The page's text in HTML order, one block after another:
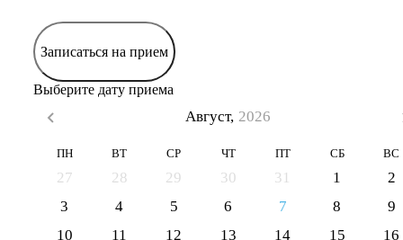
Записаться на прием
Выберите дату приема
Август, 2026
ПН ВТ СР ЧТ ПТ СБ ВС
27 28 29 30 31 1
2
3
4 5 6 7 8
9
10
11 12 13 14 15
16